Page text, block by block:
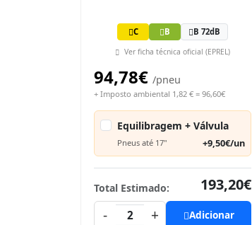
C B B 72dB
Ver ficha técnica oficial (EPREL)
94,78€ /pneu
+ Imposto ambiental 1,82 € = 96,60€
Equilibragem + Válvula
Pneus até 17" +9,50€/un
Total Estimado:
193,20€
-
2 + Adicionar